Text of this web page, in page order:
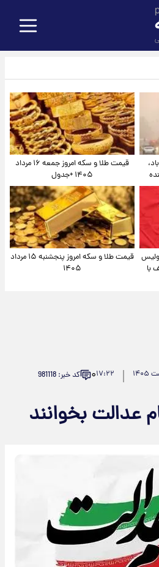
قیمت طلا و سکه امروز جمعه ۱۶ مرداد
۱۴۰۵ +جدول
با
قیمت طلا و سکه امروز پنجشنبه ۱۵ مرداد
۱۴۰۵
۱۷:۲۲۰ کد خبر: 981118
عدالت بخوانند